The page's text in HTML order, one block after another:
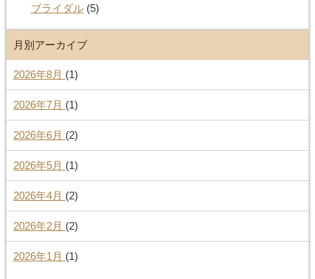
ブライダル(5)
月別アーカイブ
2026年8月 (1)
2026年7月 (1)
2026年6月 (2)
2026年5月 (1)
2026年4月 (2)
2026年2月 (2)
2026年1月 (1)